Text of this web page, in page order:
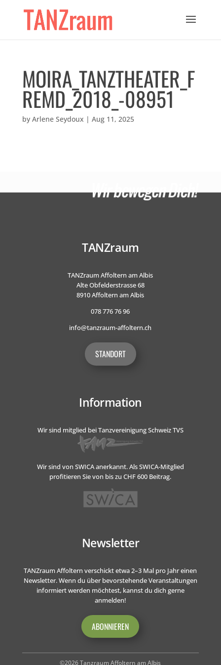
MOIRA_TANZTHEATER_F
REMD_2018_-08951
by Arlene Seydoux | Aug 11, 2025
TANZraum
TANZraum Affoltern am Albis
Alte Obfelderstrasse 68
8910 Affoltern am Albis
078 776 76 96
info@tanzraum-affoltern.ch
STANDORT
Information
Wir sind mitglied bei Tanzvereinigung Schweiz TVS
Wir sind von SWICA anerkannt.Als SWICA-Mitglied
profitieren Sie von bis zu CHF 600 Beitrag.
Newsletter
TANZraum Affoltern verschickt etwa 2–3 Mal pro Jahr einen
Newsletter. Wenn du über bevorstehende Veranstaltungen
informiert werden möchtest, kannst du dich gerne
anmelden!
ABONNIEREN
©2026 Tanzraum Affoltern am Albis